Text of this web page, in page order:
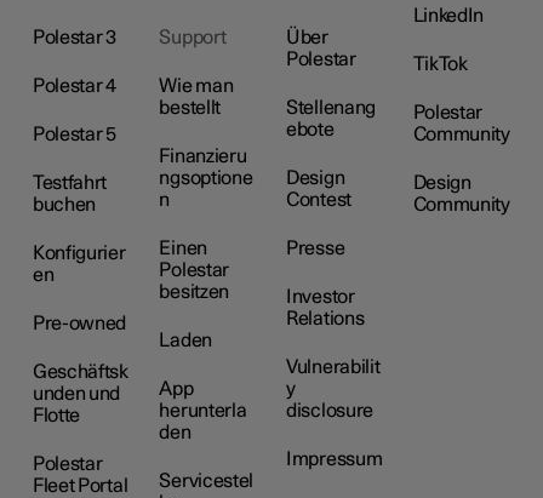
Polestar 3
Polestar 4
Polestar 5
Testfahrt
buchen
Konfigurier
en
Pre-owned
Geschäftsk
unden und
Flotte
Polestar
Fleet Portal
Support
Wie man
bestellt
Finanzieru
ngsoptione
n
Einen
Polestar
besitzen
Laden
App
herunterla
den
Servicestel
Über
Polestar
Stellenang
ebote
Design
Contest
Presse
Investor
Relations
Vulnerabilit
y
disclosure
Impressum
LinkedIn
TikTok
Polestar
Community
Design
Community